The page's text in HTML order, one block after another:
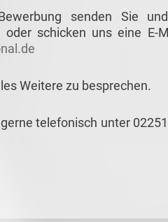
senden Sie
schicken uns eine E-
Weitere zu besprechen.
telefonisch unter